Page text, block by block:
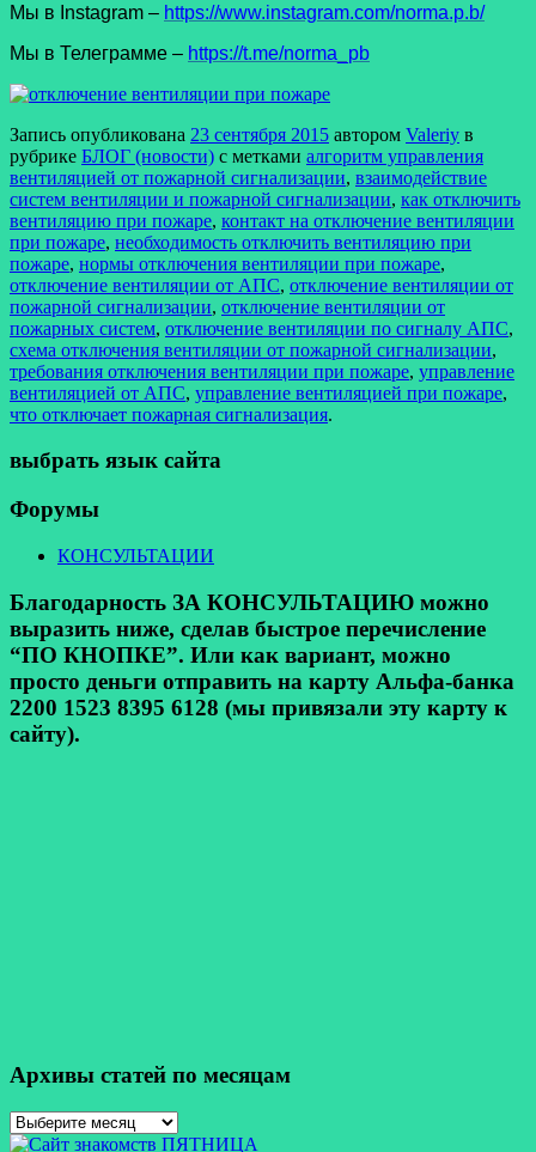
Мы в Instagram – https://www.instagram.com/norma.p.b/
Мы в Телеграмме – https://t.me/norma_pb
Запись опубликована 23 сентября 2015 автором Valeriy в
рубрике БЛОГ (новости) с метками алгоритм управления
вентиляцией от пожарной сигнализации, взаимодействие
систем вентиляции и пожарной сигнализации, как отключить
вентиляцию при пожаре, контакт на отключение вентиляции
при пожаре, необходимость отключить вентиляцию при
пожаре, нормы отключения вентиляции при пожаре,
отключение вентиляции от АПС, отключение вентиляции от
пожарной сигнализации, отключение вентиляции от
пожарных систем, отключение вентиляции по сигналу АПС,
схема отключения вентиляции от пожарной сигнализации,
требования отключения вентиляции при пожаре, управление
вентиляцией от АПС, управление вентиляцией при пожаре,
что отключает пожарная сигнализация.
выбрать язык сайта
Форумы
КОНСУЛЬТАЦИИ
Благодарность ЗА КОНСУЛЬТАЦИЮ можно
выразить ниже, сделав быстрое перечисление
“ПО КНОПКЕ”. Или как вариант, можно
просто деньги отправить на карту Альфа-банка
2200 1523 8395 6128 (мы привязали эту карту к
сайту).
Архивы статей по месяцам
Архивы
статей